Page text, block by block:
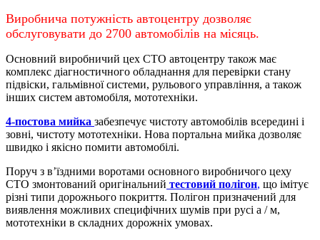
Виробнича потужність автоцентру дозволяє
обслуговувати до 2700 автомобілів на місяць.
Основний виробничий цех СТО автоцентру також має
комплекс діагностичного обладнання для перевірки стану
підвіски, гальмівної системи, рульового управління, а також
інших систем автомобіля, мототехніки.
4-постова мийка забезпечує чистоту автомобілів всередині і
зовні, чистоту мототехніки. Нова портальна мийка дозволяє
швидко і якісно помити автомобілі.
Поруч з в’їздними воротами основного виробничого цеху
СТО змонтований оригінальний тестовий полігон, що імітує
різні типи дорожнього покриття. Полігон призначений для
виявлення можливих специфічних шумів при русі а / м,
мототехніки в складних дорожніх умовах.